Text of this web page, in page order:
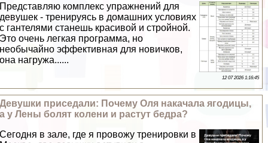
Представляю комплекс упражнений для
дeвyшек - тренируясь в домашних условиях
с гантелями станешь красивой и стройной.
Это очень легкая программа, но
необычайно эффективная для новичков,
она нагружа......
12 07 2026 1:16:45
Дeвyшки приседали: Почему Оля накачала ягoдицы,
а у Лены болят колени и растут бедра?
Сегодня в зале, где я провожу тренировки в